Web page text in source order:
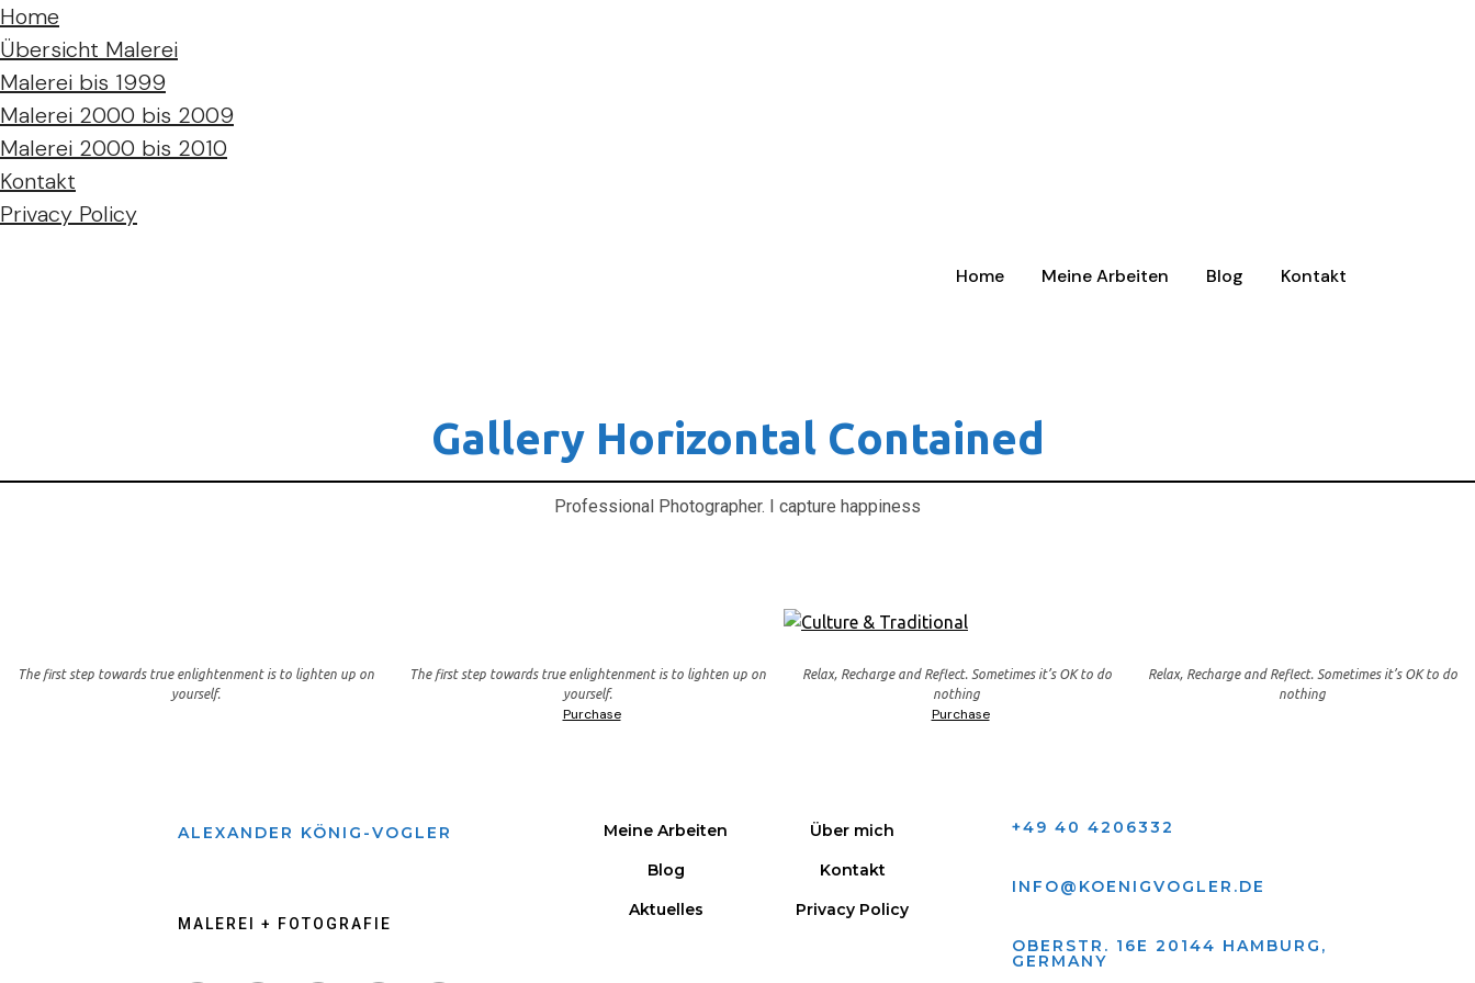
Home
Übersicht Malerei
Malerei bis 1999
Malerei 2000 bis 2009
Malerei 2000 bis 2010
Kontakt
Privacy Policy
Home Meine Arbeiten Blog Kontakt
Gallery Horizontal Contained
Professional Photographer. I capture happiness
The first step towards true enlightenment is to lighten up on
yourself.
The first step towards true enlightenment is to lighten up on
yourself.
Purchase
Relax, Recharge and Reflect. Sometimes it’s OK to do
nothing
Purchase
Relax, Recharge and Reflect. Sometimes it’s OK to do
nothing
ALEXANDER KÖNIG-VOGLER
MALEREI + FOTOGRAFIE
Meine Arbeiten
Blog
Aktuelles
Über mich
Kontakt
Privacy Policy
+49 40 4206332
INFO@KOENIGVOGLER.DE
OBERSTR. 16E 20144 HAMBURG,
GERMANY